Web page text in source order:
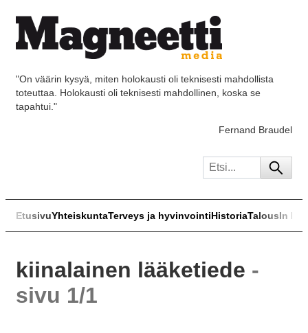
"On väärin kysyä, miten holokausti oli teknisesti mahdollista
toteuttaa. Holokausti oli teknisesti mahdollinen, koska se
tapahtui."
Fernand Braudel
EtusivuYhteiskuntaTerveys ja hyvinvointiHistoriaTalousIn
kiinalainen lääketiede -
sivu 1/1